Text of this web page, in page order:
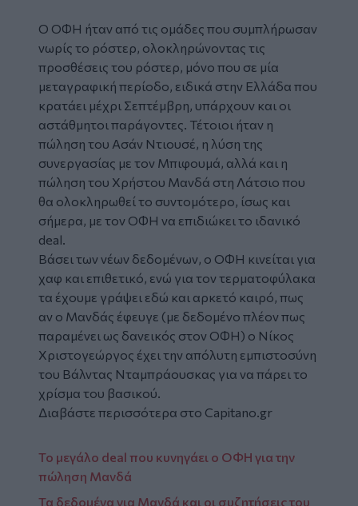
Ο ΟΦΗ ήταν από τις ομάδες που συμπλήρωσαν
νωρίς το ρόστερ, ολοκληρώνοντας τις
προσθέσεις του ρόστερ, μόνο που σε μία
μεταγραφική περίοδο, ειδικά στην Ελλάδα που
κρατάει μέχρι Σεπτέμβρη, υπάρχουν και οι
αστάθμητοι παράγοντες. Τέτοιοι ήταν η
πώληση του Ασάν Ντιουσέ, η λύση της
συνεργασίας με τον Μπιφουμά, αλλά και η
πώληση του Χρήστου Μανδά στη Λάτσιο που
θα ολοκληρωθεί το συντομότερο, ίσως και
σήμερα, με τον ΟΦΗ να επιδιώκει το ιδανικό
deal.
Βάσει των νέων δεδομένων, ο ΟΦΗ κινείται για
χαφ και επιθετικό, ενώ για τον τερματοφύλακα
τα έχουμε γράψει εδώ και αρκετό καιρό, πως
αν ο Μανδάς έφευγε (με δεδομένο πλέον πως
παραμένει ως δανεικός στον ΟΦΗ) ο Νίκος
Χριστογεώργος έχει την απόλυτη εμπιστοσύνη
του Βάλντας Νταμπράουσκας για να πάρει το
χρίσμα του βασικού.
Διαβάστε περισσότερα στο Capitano.gr
Το μεγάλο deal που κυνηγάει ο ΟΦΗ για την
πώληση Μανδά
Τα δεδομένα για Μανδά και οι συζητήσεις του